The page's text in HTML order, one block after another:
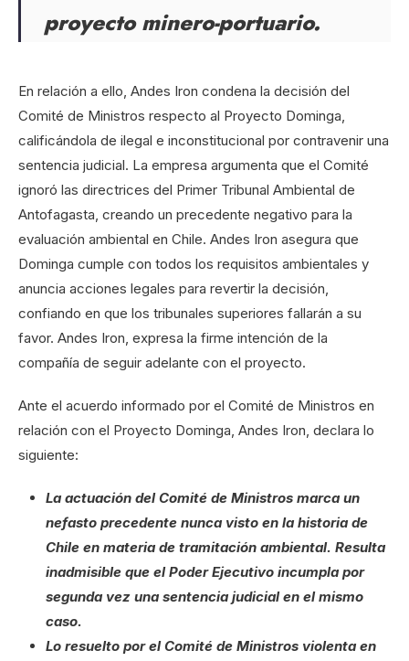
proyecto minero-portuario.
En relación a ello, Andes Iron condena la decisión del
Comité de Ministros respecto al Proyecto Dominga,
calificándola de ilegal e inconstitucional por contravenir una
sentencia judicial. La empresa argumenta que el Comité
ignoró las directrices del Primer Tribunal Ambiental de
Antofagasta, creando un precedente negativo para la
evaluación ambiental en Chile. Andes Iron asegura que
Dominga cumple con todos los requisitos ambientales y
anuncia acciones legales para revertir la decisión,
confiando en que los tribunales superiores fallarán a su
favor. Andes Iron, expresa la firme intención de la
compañía de seguir adelante con el proyecto.
Ante el acuerdo informado por el Comité de Ministros en
relación con el Proyecto Dominga, Andes Iron, declara lo
siguiente:
La actuación del Comité de Ministros marca un
nefasto precedente nunca visto en la historia de
Chile en materia de tramitación ambiental. Resulta
inadmisible que el Poder Ejecutivo incumpla por
segunda vez una sentencia judicial en el mismo
caso.
Lo resuelto por el Comité de Ministros violenta en